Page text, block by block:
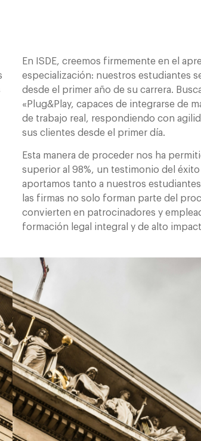
En ISDE, creemos firmemente en el
especialización: nuestros estudiantes
desde el primer año de su carrera.
«Plug&Play, capaces de integrarse de
de trabajo real, respondiendo con
sus clientes desde el primer día.
Esta manera de proceder nos ha
superior al 98%, un testimonio del
aportamos tanto a nuestros
las firmas no solo forman parte del
convierten en patrocinadores y
formación legal integral y de alto